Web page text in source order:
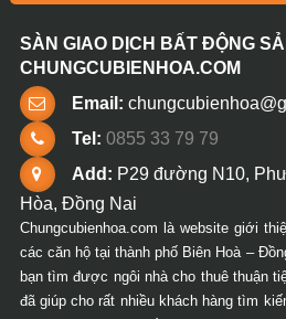
SÀN GIAO DỊCH BẤT ĐỘNG
CHUNGCUBIENHOA.COM
Email:
Tel: 0855 33 79 79
Add: P29 đường N10,
Hòa, Đồng Nai
Chungcubienhoa.com là website giới
các căn hộ tại thành phố Biên Hoà –
bạn tìm được ngôi nhà cho thuê thuận
đã giúp cho rất nhiều khách hàng tìm